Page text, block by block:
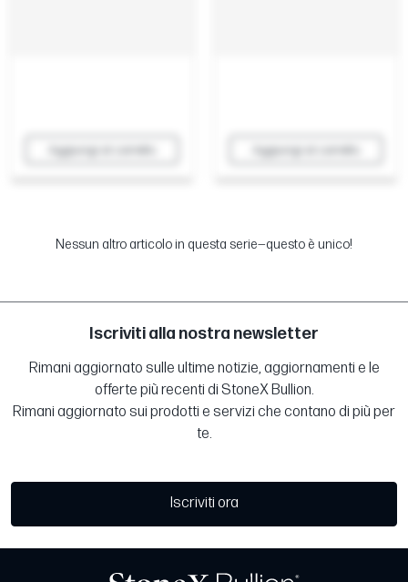
Aggiungi al carrello Aggiungi al carrello
Nessun altro articolo in questa serie—questo è unico!
Iscriviti alla nostra newsletter
Rimani aggiornato sulle ultime notizie, aggiornamenti e le
offerte più recenti di StoneX Bullion.
Rimani aggiornato sui prodotti e servizi che contano di più per
te.
Iscriviti ora